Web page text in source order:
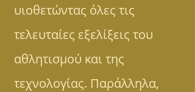
υιοθετώντας όλες τις
τελευταίες εξελίξεις του
αθλητισμού και της
τεχνολογίας. Παράλληλα,